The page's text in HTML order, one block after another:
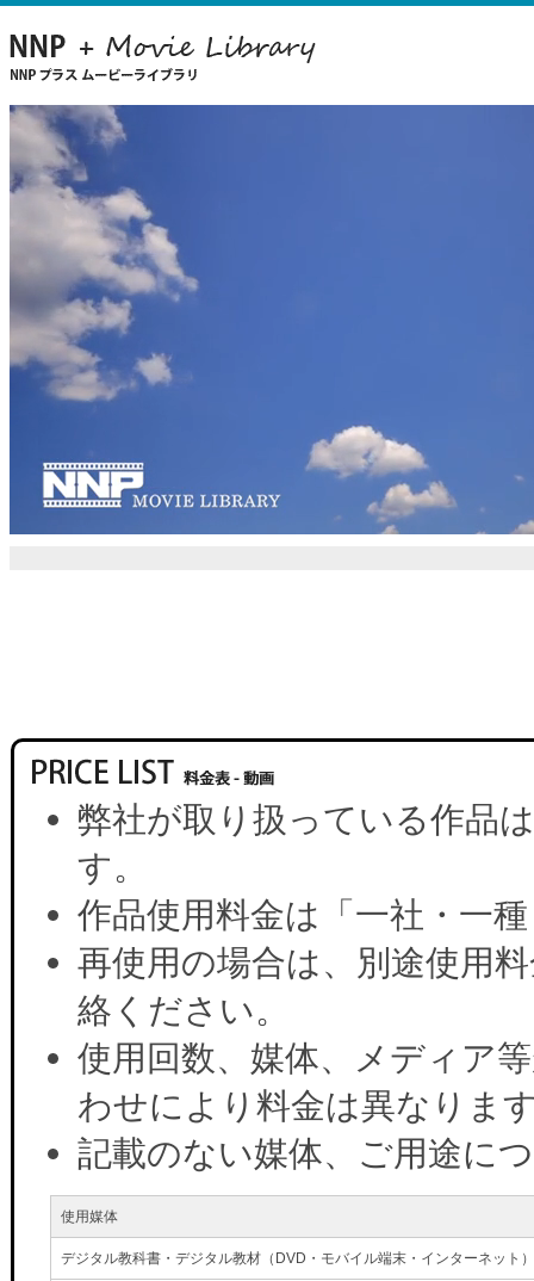
弊社が取り扱っている作品
す。
作品使用料金は「一社・一
再使用の場合は、別途使用
絡ください。
使用回数、媒体、メディア
わせにより料金は異なりま
記載のない媒体、ご用途に
使用媒体
デジタル教科書・デジタル教材（DVD・モバイル端末・インターネット）